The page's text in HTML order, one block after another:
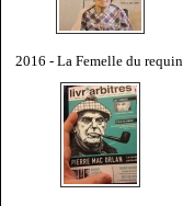
2016 - La Femelle du requin